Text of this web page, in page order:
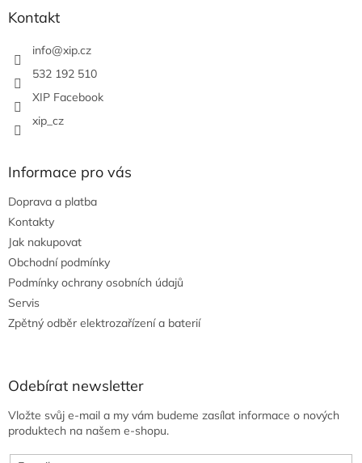
Kontakt
info@xip.cz
532 192 510
XIP Facebook
xip_cz
Informace pro vás
Doprava a platba
Kontakty
Jak nakupovat
Obchodní podmínky
Podmínky ochrany osobních údajů
Servis
Zpětný odběr elektrozařízení a baterií
Odebírat newsletter
Vložte svůj e-mail a my vám budeme zasílat informace o nových
produktech na našem e-shopu.